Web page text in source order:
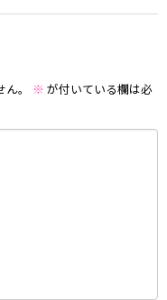
。 ※ が付いている欄は必